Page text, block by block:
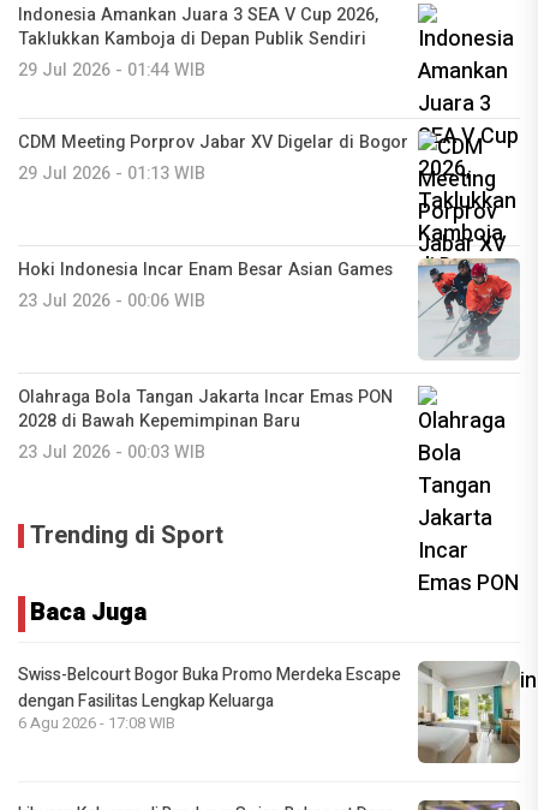
Indonesia Amankan Juara 3 SEA V Cup 2026,
Taklukkan Kamboja di Depan Publik Sendiri
29 Jul 2026 - 01:44 WIB
CDM Meeting Porprov Jabar XV Digelar di Bogor
29 Jul 2026 - 01:13 WIB
Hoki Indonesia Incar Enam Besar Asian Games
23 Jul 2026 - 00:06 WIB
Olahraga Bola Tangan Jakarta Incar Emas PON
2028 di Bawah Kepemimpinan Baru
23 Jul 2026 - 00:03 WIB
Trending di Sport
Baca Juga
Swiss-Belcourt Bogor Buka Promo Merdeka Escape
dengan Fasilitas Lengkap Keluarga
6 Agu 2026 - 17:08 WIB